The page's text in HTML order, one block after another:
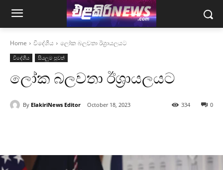
Home විදේශීය ලෝක බලවතා ඊශ්‍රායලයට
විදේශීය සියලුම පුවත්
ලෝක බලවතා ඊශ්‍රායලයට
By ElakiriNews Editor October 18, 2023 0
334